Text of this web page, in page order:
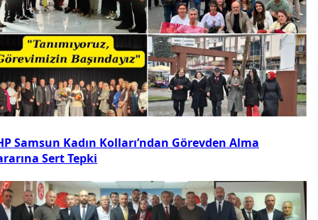
Samsun Kadın Kolları’ndan Görevden Alma
Sert Tepki